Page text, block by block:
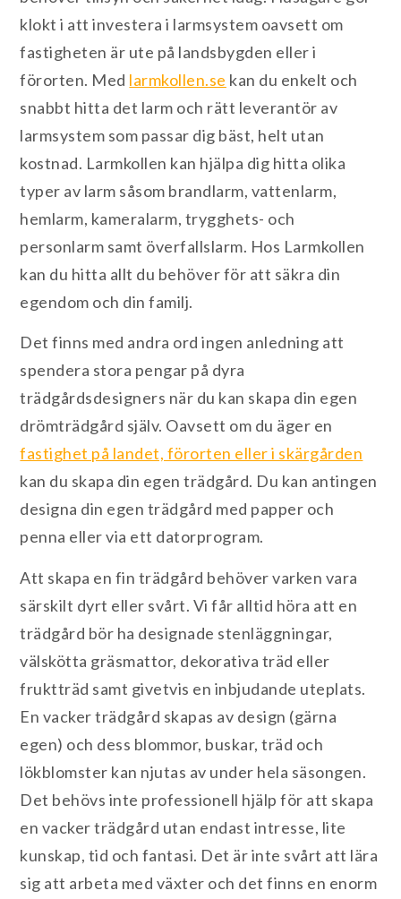
klokt i att investera i larmsystem oavsett om
fastigheten är ute på landsbygden eller i
förorten. Med larmkollen.se kan du enkelt och
snabbt hitta det larm och rätt leverantör av
larmsystem som passar dig bäst, helt utan
kostnad. Larmkollen kan hjälpa dig hitta olika
typer av larm såsom brandlarm, vattenlarm,
hemlarm, kameralarm, trygghets- och
personlarm samt överfallslarm. Hos Larmkollen
kan du hitta allt du behöver för att säkra din
egendom och din familj.
Det finns med andra ord ingen anledning att
spendera stora pengar på dyra
trädgårdsdesigners när du kan skapa din egen
drömträdgård själv. Oavsett om du äger en
fastighet på landet, förorten eller i skärgården
kan du skapa din egen trädgård. Du kan antingen
designa din egen trädgård med papper och
penna eller via ett datorprogram.
Att skapa en fin trädgård behöver varken vara
särskilt dyrt eller svårt. Vi får alltid höra att en
trädgård bör ha designade stenläggningar,
välskötta gräsmattor, dekorativa träd eller
fruktträd samt givetvis en inbjudande uteplats.
En vacker trädgård skapas av design (gärna
egen) och dess blommor, buskar, träd och
lökblomster kan njutas av under hela säsongen.
Det behövs inte professionell hjälp för att skapa
en vacker trädgård utan endast intresse, lite
kunskap, tid och fantasi. Det är inte svårt att lära
sig att arbeta med växter och det finns en enorm